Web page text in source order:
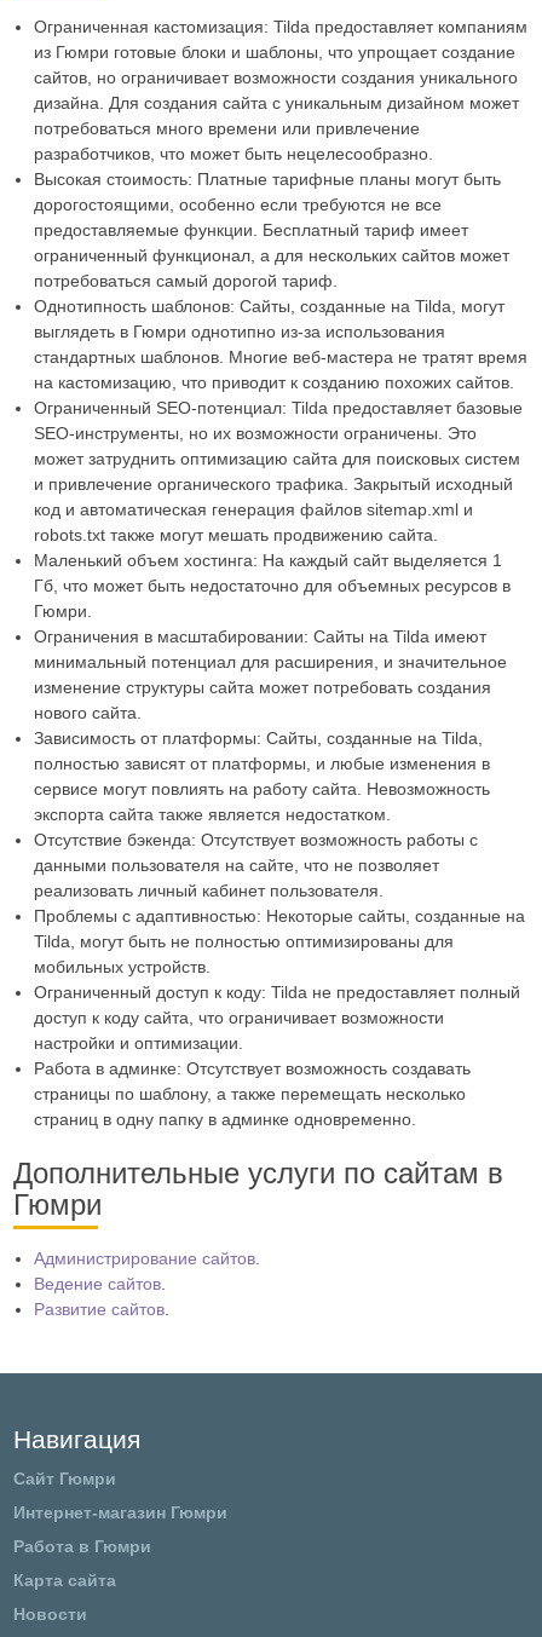
Ограниченная кастомизация: Tilda предоставляет компаниям
из Гюмри готовые блоки и шаблоны, что упрощает создание
сайтов, но ограничивает возможности создания уникального
дизайна. Для создания сайта с уникальным дизайном может
потребоваться много времени или привлечение
разработчиков, что может быть нецелесообразно.
Высокая стоимость: Платные тарифные планы могут быть
дорогостоящими, особенно если требуются не все
предоставляемые функции. Бесплатный тариф имеет
ограниченный функционал, а для нескольких сайтов может
потребоваться самый дорогой тариф.
Однотипность шаблонов: Сайты, созданные на Tilda, могут
выглядеть в Гюмри однотипно из-за использования
стандартных шаблонов. Многие веб-мастера не тратят время
на кастомизацию, что приводит к созданию похожих сайтов.
Ограниченный SEO-потенциал: Tilda предоставляет базовые
SEO-инструменты, но их возможности ограничены. Это
может затруднить оптимизацию сайта для поисковых систем
и привлечение органического трафика. Закрытый исходный
код и автоматическая генерация файлов sitemap.xml и
robots.txt также могут мешать продвижению сайта.
Маленький объем хостинга: На каждый сайт выделяется 1
Гб, что может быть недостаточно для объемных ресурсов в
Гюмри.
Ограничения в масштабировании: Сайты на Tilda имеют
минимальный потенциал для расширения, и значительное
изменение структуры сайта может потребовать создания
нового сайта.
Зависимость от платформы: Сайты, созданные на Tilda,
полностью зависят от платформы, и любые изменения в
сервисе могут повлиять на работу сайта. Невозможность
экспорта сайта также является недостатком.
Отсутствие бэкенда: Отсутствует возможность работы с
данными пользователя на сайте, что не позволяет
реализовать личный кабинет пользователя.
Проблемы с адаптивностью: Некоторые сайты, созданные на
Tilda, могут быть не полностью оптимизированы для
мобильных устройств.
Ограниченный доступ к коду: Tilda не предоставляет полный
доступ к коду сайта, что ограничивает возможности
настройки и оптимизации.
Работа в админке: Отсутствует возможность создавать
страницы по шаблону, а также перемещать несколько
страниц в одну папку в админке одновременно.
Дополнительные услуги по сайтам в
Гюмри
Администрирование сайтов
Ведение сайтов
Развитие сайтов
Навигация
Сайт Гюмри
Интернет-магазин Гюмри
Работа в Гюмри
Карта сайта
Новости